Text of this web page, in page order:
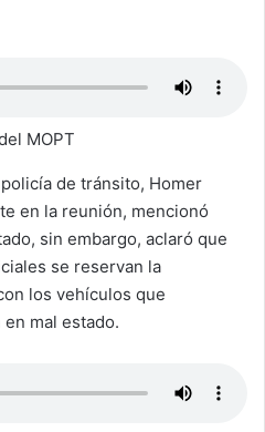
MOPT
de tránsito, Homer
en la reunión, mencionó
sin embargo, aclaró que
se reservan la
los vehículos que
mal estado.